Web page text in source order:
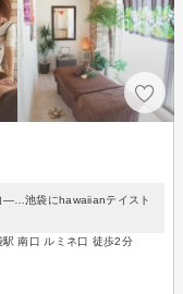
―…池袋にhawaiianテイスト
南口 ルミネ口 徒歩2分